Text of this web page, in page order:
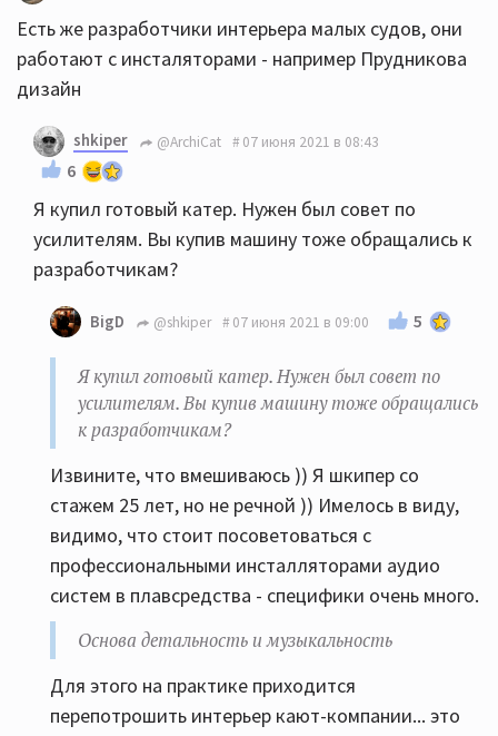
Есть же разработчики интерьера малых судов, они
работают с инсталяторами - например Прудникова
дизайн
shkiper @ArchiCat 07 июня 2021 в 08:43
6
Я купил готовый катер. Нужен был совет по
усилителям. Вы купив машину тоже обращались к
разработчикам?
BigD @shkiper 07 июня 2021 в 09:00 5
Я купил готовый катер. Нужен был совет по
усилителям. Вы купив машину тоже обращались
к разработчикам?
Извините, что вмешиваюсь )) Я шкипер со
стажем 25 лет, но не речной )) Имелось в виду,
видимо, что стоит посоветоваться с
профессиональными инсталляторами аудио
систем в плавсредства - специфики очень много.
Основа детальность и музыкальность
Для этого на практике приходится
перепотрошить интерьер кают-компании... это